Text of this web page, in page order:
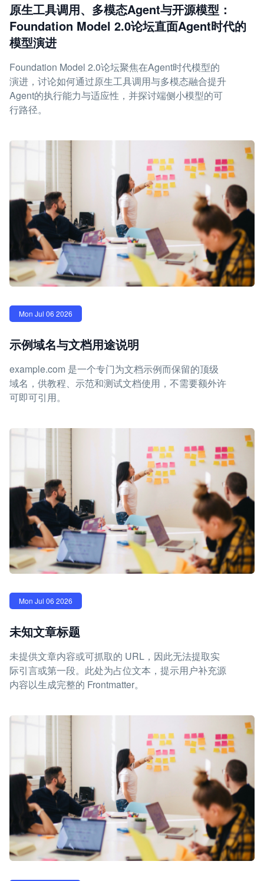
原生工具调用、多模态Agent与开源模型：
Foundation Model 2.0论坛直面Agent时代的
模型演进
Foundation Model 2.0论坛聚焦在Agent时代模型的
演进，讨论如何通过原生工具调用与多模态融合提升
Agent的执行能力与适应性，并探讨端侧小模型的可
行路径。
Mon Jul 06 2026
示例域名与文档用途说明
example.com 是一个专门为文档示例而保留的顶级
域名，供教程、示范和测试文档使用，不需要额外许
可即可引用。
Mon Jul 06 2026
未知文章标题
未提供文章内容或可抓取的 URL，因此无法提取实
际引言或第一段。此处为占位文本，提示用户补充源
内容以生成完整的 Frontmatter。